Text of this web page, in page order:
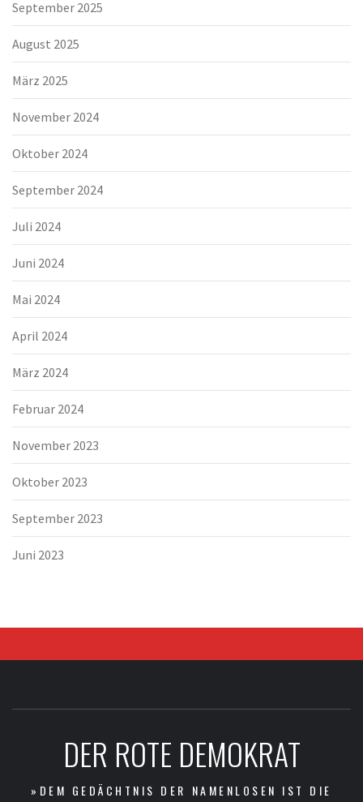
September 2025
August 2025
März 2025
November 2024
Oktober 2024
September 2024
Juli 2024
Juni 2024
Mai 2024
April 2024
März 2024
Februar 2024
November 2023
Oktober 2023
September 2023
Juni 2023
DER ROTE DEMOKRAT
»DEM GEDÄCHTNIS DER NAMENLOSEN IST DIE